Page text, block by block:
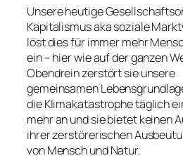
Unsere heutige
Kapitalismus aka soziale
löst dies für immer mehr
ein – hier wie auf der ganzen
Obendrein zerstört sie unsere
gemeinsamen
die Klimakatastrophe täglich
mehr an und sie bietet keinen
ihrer zerstörerischen
von Mensch und Natur.